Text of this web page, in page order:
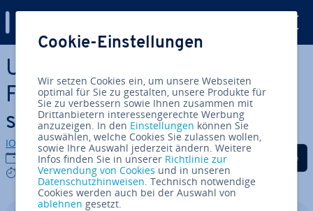
Zum Haupt­in­halt springen
UML-Zu­stands­dia­gram­me:
Folgen von Ob­jekt­zu­stän­den
sichtbar machen
IONOS Redaktion
13.03.2020
9 mins
Auf Facebook teilen
Auf Twitter teilen
Auf LinkedIn
Cookie-Einstellungen
Wir setzen Cookies ein, um unsere Webseiten
optimal für Sie zu gestalten, unsere Produkte für
Sie zu verbessern sowie Ihnen zusammen mit
Drittanbietern interessengerechte Werbung
anzuzeigen. In den Einstellungen können Sie
auswählen, welche Cookies Sie zulassen wollen,
sowie Ihre Auswahl jederzeit ändern. Weitere
Infos finden Sie in unserer Richtlinie zur
Verwendung von Cookies und in unseren
Datenschutzhinweisen. Technisch notwendige
Cookies werden auch bei der Auswahl von
ablehnen gesetzt.